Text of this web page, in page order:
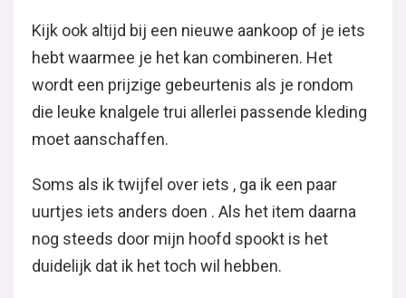
Kijk ook altijd bij een nieuwe aankoop of je iets
hebt waarmee je het kan combineren. Het
wordt een prijzige gebeurtenis als je rondom
die leuke knalgele trui allerlei passende kleding
moet aanschaffen.
Soms als ik twijfel over iets , ga ik een paar
uurtjes iets anders doen . Als het item daarna
nog steeds door mijn hoofd spookt is het
duidelijk dat ik het toch wil hebben.